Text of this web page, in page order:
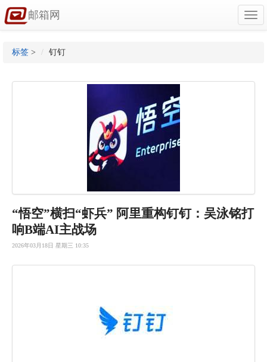
邮箱网
标签 > 钉钉
“悟空”横扫“虾兵” 阿里重构钉钉：吴泳铭打
响B端AI主战场
2026年03月18日 星期三 10:35